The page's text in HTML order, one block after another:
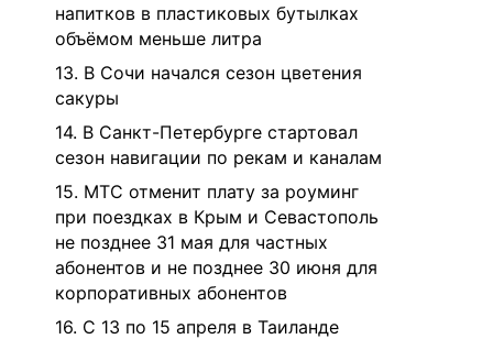
напитков в пластиковых бутылках
объёмом меньше литра
13. В Сочи начался сезон цветения
сакуры
14. В Санкт-Петербурге стартовал
сезон навигации по рекам и каналам
15. МТС отменит плату за роуминг
при поездках в Крым и Севастополь
не позднее 31 мая для частных
абонентов и не позднее 30 июня для
корпоративных абонентов
16. С 13 по 15 апреля в Таиланде